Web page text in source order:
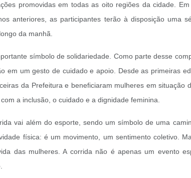
promovidas em todas as oito regiões da cidade.
anteriores, as participantes terão à disposição uma
da manhã.
símbolo de solidariedade. Como parte desse
um gesto de cuidado e apoio. Desde as primeiras
da Prefeitura e beneficiaram mulheres em situação
a inclusão, o cuidado e a dignidade feminina.
vai além do esporte, sendo um símbolo de uma
física: é um movimento, um sentimento coletivo.
das mulheres. A corrida não é apenas um evento